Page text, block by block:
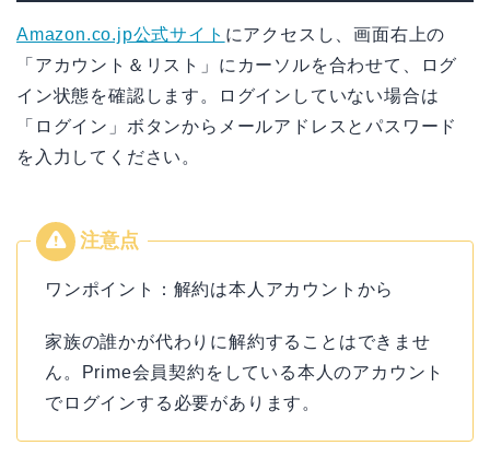
Amazon.co.jp公式サイト にアクセスし、画面右上の
「アカウント＆リスト」にカーソルを合わせて、ログ
イン状態を確認します。ログインしていない場合は
「ログイン」ボタンからメールアドレスとパスワード
を入力してください。
ワンポイント：解約は本人アカウントから
家族の誰かが代わりに解約することはできませ
ん。Prime会員契約をしている本人のアカウント
でログインする必要があります。